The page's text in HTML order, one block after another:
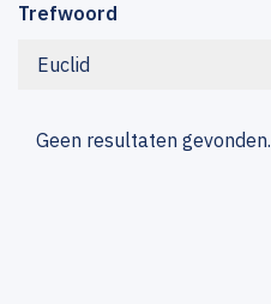
Trefwoord
Euclid
Geen resultaten gevonden.